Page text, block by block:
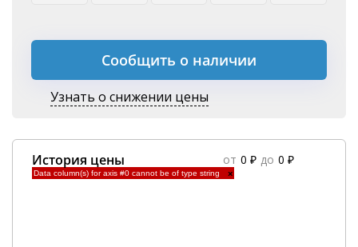
Сообщить о наличии
Узнать о снижении цены
История цены от 0 ₽ до 0 ₽
Data column(s) for axis #0 cannot be of type string ×